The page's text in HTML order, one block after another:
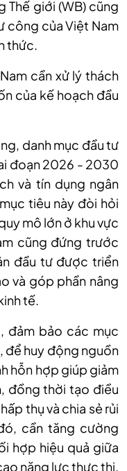
Thế giới (WB) cũng
công của Việt Nam
thức.
cần xử lý thách
của kế hoạch đầu
danh mục đầu tư
đoạn 2026 - 2030
và tín dụng ngân
tiêu này đòi hỏi
mô lớn ở khu vực
cũng đứng trước
đầu tư được triển
và góp phần nâng
tế.
đảm bảo các mục
để huy động nguồn
hỗn hợp giúp giảm
đồng thời tạo điều
thụ và chia sẻ rủi
cần tăng cường
hợp hiệu quả giữa
năng lực thực thi.